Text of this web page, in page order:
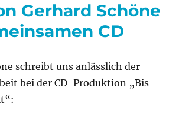
Gerhard Schöne
CD
schreibt uns anlässlich der
bei der CD-Produktion „Bis